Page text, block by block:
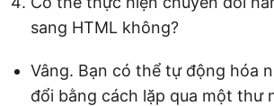
sang HTML không?
Vâng. Bạn có thể tự động hóa
đổi bằng cách lặp qua một thư